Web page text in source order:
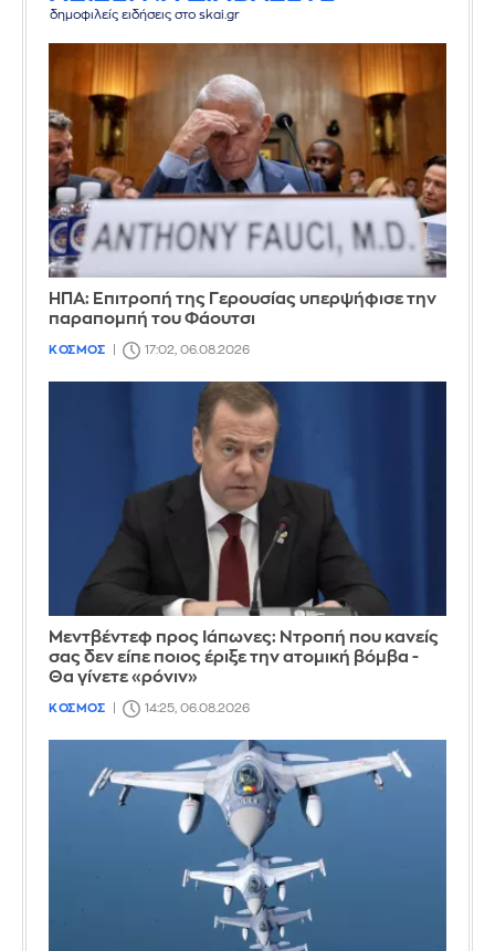
δημοφιλείς ειδήσεις στο skai.gr
ΗΠΑ: Επιτροπή της Γερουσίας υπερψήφισε την
παραπομπή του Φάουτσι
ΚΟΣΜΟΣ 17:02, 06.08.2026
Μεντβέντεφ προς Ιάπωνες: Ντροπή που κανείς
σας δεν είπε ποιος έριξε την ατομική βόμβα -
Θα γίνετε «ρόνιν»
ΚΟΣΜΟΣ 14:25, 06.08.2026